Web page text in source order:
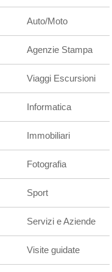
Auto/Moto
Agenzie Stampa
Viaggi Escursioni
Informatica
Immobiliari
Fotografia
Sport
Servizi e Aziende
Visite guidate